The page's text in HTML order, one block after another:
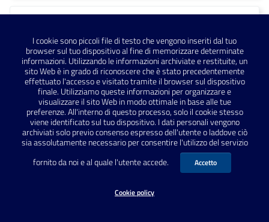
I cookie sono piccoli file di testo che vengono inseriti dal tuo
browser sul tuo dispositivo al fine di memorizzare determinate
informazioni. Utilizzando le informazioni archiviate e restituite, un
sito Web è in grado di riconoscere che è stato precedentemente
effettuato l'accesso e visitato tramite il browser sul dispositivo
finale. Utilizziamo queste informazioni per organizzare e
visualizzare il sito Web in modo ottimale in base alle tue
preferenze. All'interno di questo processo, solo il cookie stesso
viene identificato sul tuo dispositivo. I dati personali vengono
archiviati solo previo consenso espresso dell'utente o laddove ciò
sia assolutamente necessario per consentire l'utilizzo del servizio
fornito da noi e al quale l'utente accede.
Accetto
Cookie policy
FAI Delegazione Ancona
Falerio Picenus